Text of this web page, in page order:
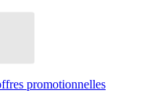
promotionnelles